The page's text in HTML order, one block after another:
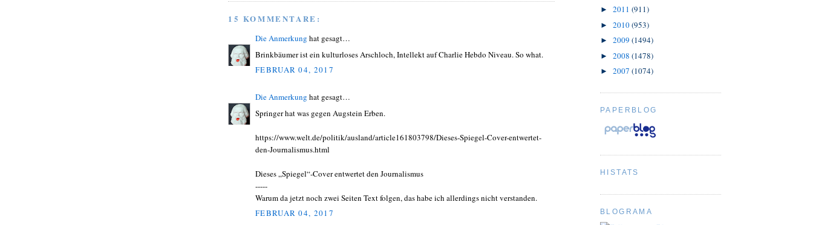
15 KOMMENTARE:
Die Anmerkung hat gesagt…
Brinkbäumer ist ein kulturloses Arschloch, Intellekt auf Charlie Hebdo Niveau. So what.
FEBRUAR 04, 2017
Die Anmerkung hat gesagt…
Springer hat was gegen Augstein Erben.
https://www.welt.de/politik/ausland/article161803798/Dieses-Spiegel-Cover-entwertet-
den-Journalismus.html
Dieses „Spiegel“-Cover entwertet den Journalismus
-----
Warum da jetzt noch zwei Seiten Text folgen, das habe ich allerdings nicht verstanden.
FEBRUAR 04, 2017
► 2011 (911)
► 2010(953)
► 2009 (1494)
► 2008 (1478)
► 2007 (1074)
PAPERBLOG
HISTATS
BLOGRAMA